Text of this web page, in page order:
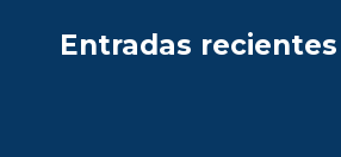
Entradas recientes